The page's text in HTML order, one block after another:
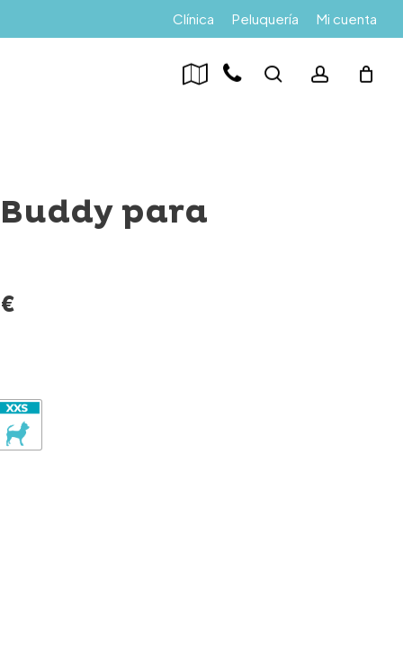
Clínica Peluquería Mi cuenta
search account
para
€Rango
desde
41,90€
hasta
Menu